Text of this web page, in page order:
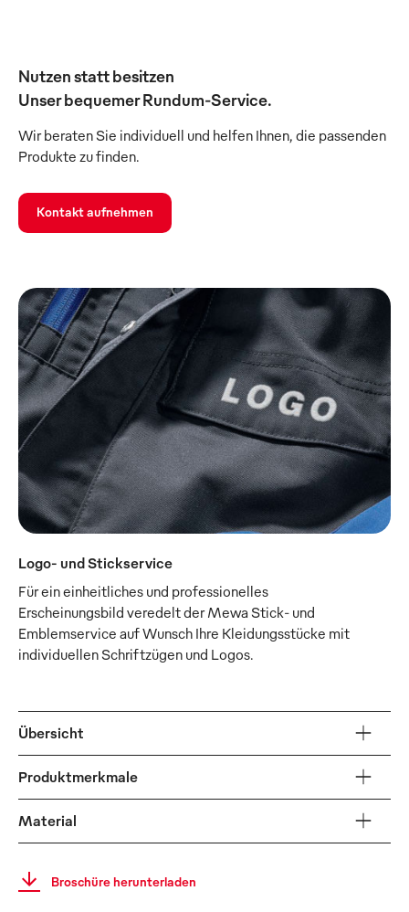
Nutzen statt besitzen
Unser bequemer Rundum-Service.
Wir beraten Sie individuell und helfen Ihnen, die passenden
Produkte zu finden.
Kontakt aufnehmen
Logo- und Stickservice
Für ein einheitliches und professionelles
Erscheinungsbild veredelt der Mewa Stick- und
Emblemservice auf Wunsch Ihre Kleidungsstücke mit
individuellen Schriftzügen und Logos.
Übersicht
Produktmerkmale
Material
Broschüre herunterladen